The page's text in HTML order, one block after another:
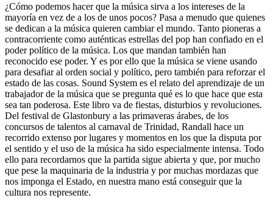
¿Cómo podemos hacer que la música sirva a los intereses de la
mayoría en vez de a los de unos pocos? Pasa a menudo que quienes
se dedican a la música quieren cambiar el mundo. Tanto pioneras a
contracorriente como auténticas estrellas del pop han confiado en el
poder político de la música. Los que mandan también han
reconocido ese poder. Y es por ello que la música se viene usando
para desafiar al orden social y político, pero también para reforzar el
estado de las cosas. Sound System es el relato del aprendizaje de un
trabajador de la música que se pregunta qué es lo que hace que esta
sea tan poderosa. Este libro va de fiestas, disturbios y revoluciones.
Del festival de Glastonbury a las primaveras árabes, de los
concursos de talentos al carnaval de Trinidad, Randall hace un
recorrido extenso por lugares y momentos en los que la disputa por
el sentido y el uso de la música ha sido especialmente intensa. Todo
ello para recordarnos que la partida sigue abierta y que, por mucho
que pese la maquinaria de la industria y por muchas mordazas que
nos imponga el Estado, en nuestra mano está conseguir que la
cultura nos represente.